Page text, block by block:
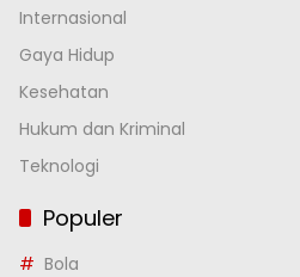
Internasional
Gaya Hidup
Kesehatan
Hukum dan Kriminal
Teknologi
Populer
Bola